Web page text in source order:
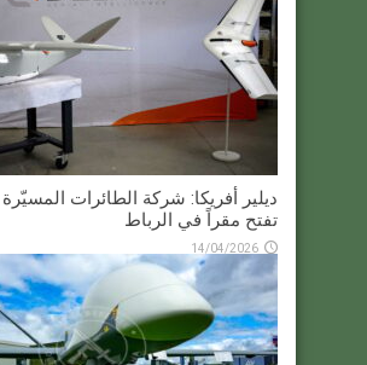
ديلير أفريكا: شركة الطائرات
تفتح مقراً في الرباط
14/04/2026